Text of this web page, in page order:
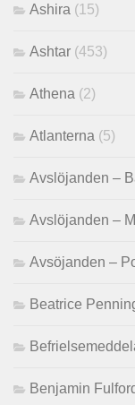
Ashira (15)
Ashtar (453)
Athena (2)
Atlanterna (5)
Avslöjanden –
Avslöjanden –
Avsöjanden –
Beatrice
Benjamin